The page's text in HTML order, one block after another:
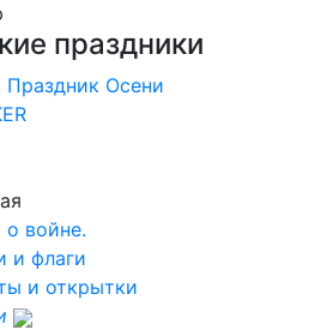
праздники
Праздник Осени
войне.
и флаги
и открытки